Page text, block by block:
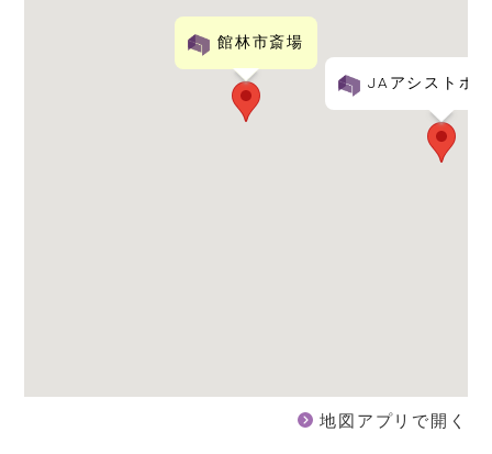
JAアシストホ
館林市斎場
地図アプリで開く